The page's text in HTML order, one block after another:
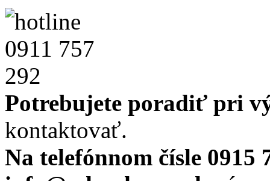
Potrebujete poradiť pri
kontaktovať.
Na telefónnom čísle 0915